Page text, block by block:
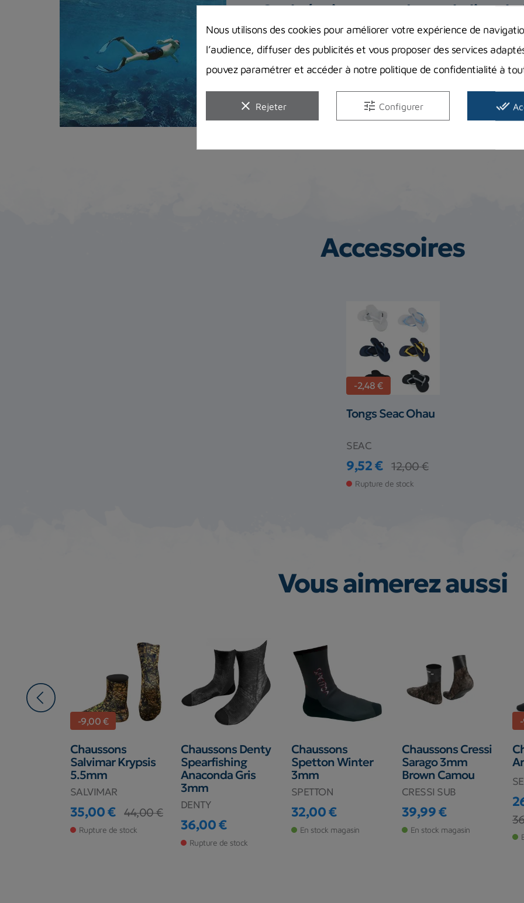
Quels équipements de snorkeling
Dans cet article, on vous donne nos conseils pour choisir
snorkeling,...
Lire la suite
Accessoires
-2,48 €
Tongs Seac Ohau
SEAC
Prix
9,52 €
Prix de base
12,00 €
Rupture de stock
Vous aimerez aussi
-9,00 €
Chaussons
Salvimar Krypsis
5.5mm
SALVIMAR
Prix
35,00 €
Prix de base
44,00 €
Rupture de stock
Chaussons Denty
Spearfishing
Anaconda Gris
3mm
DENTY
Prix
36,00 €
Rupture de stock
Chaussons
Spetton Winter
3mm
SPETTON
Prix
32,00 €
En stock magasin
Chaussons Cressi
Sarago 3mm
Brown Camou
CRESSI SUB
Prix
39,99 €
En stock magasin
Nous utilisons des cookies pour améliorer votre expérience de
l’audience, diffuser des publicités et vous proposer des services
pouvez paramétrer et accéder à notre politique de confidentialité à
clear Rejeter tune Configurer done_all